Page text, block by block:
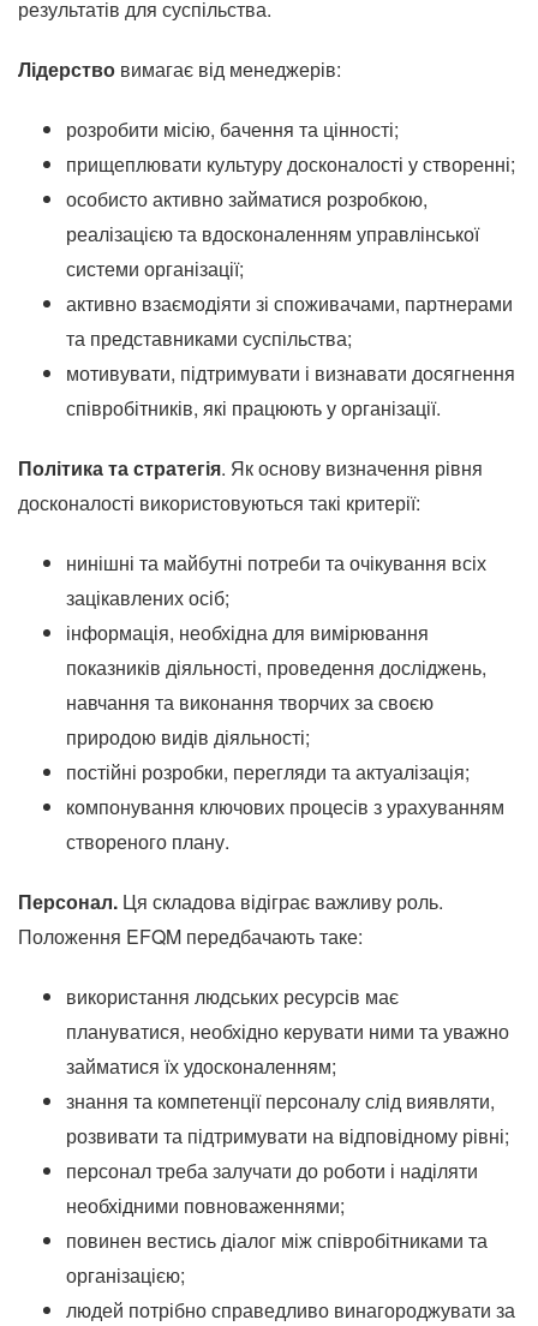
результатів для суспільства.
Лідерство вимагає від менеджерів:
розробити місію, бачення та цінності;
прищеплювати культуру досконалості у створенні;
особисто активно займатися розробкою,
реалізацією та вдосконаленням управлінської
системи організації;
активно взаємодіяти зі споживачами, партнерами
та представниками суспільства;
мотивувати, підтримувати і визнавати досягнення
співробітників, які працюють у організації.
Політика та стратегія. Як основу визначення рівня
досконалості використовуються такі критерії:
нинішні та майбутні потреби та очікування всіх
зацікавлених осіб;
інформація, необхідна для вимірювання
показників діяльності, проведення досліджень,
навчання та виконання творчих за своєю
природою видів діяльності;
постійні розробки, перегляди та актуалізація;
компонування ключових процесів з урахуванням
створеного плану.
Персонал. Ця складова відіграє важливу роль.
Положення EFQM передбачають таке:
використання людських ресурсів має
плануватися, необхідно керувати ними та уважно
займатися їх удосконаленням;
знання та компетенції персоналу слід виявляти,
розвивати та підтримувати на відповідному рівні;
персонал треба залучати до роботи і наділяти
необхідними повноваженнями;
повинен вестись діалог між співробітниками та
організацією;
людей потрібно справедливо винагороджувати за